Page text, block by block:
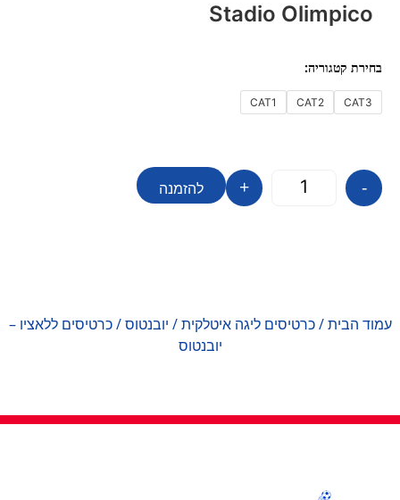
Stadio Olimpico
CAT3
CAT2
CAT1
-
+
עמוד הבית/כרטיסים ליגה איטלקית/ יובנטוס/ כרטיסים ללאציו –
יובנטוס